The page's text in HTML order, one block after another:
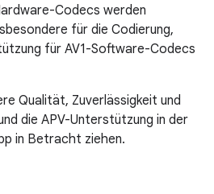
Codecs werden
für die Codierung,
für AV1-Software-Codecs
Qualität, Zuverlässigkeit und
die APV-Unterstützung in der
in Betracht ziehen.